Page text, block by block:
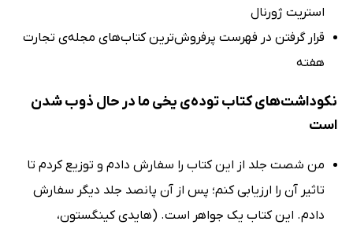
استریت ژورنال
قرار گرفتن در فهرست پرفروش‌ترین کتاب‌های مجله‌ی تجارت
هفته
نکوداشت‌های کتاب توده‌ی یخی ما در حال ذوب شدن
است
من شصت جلد از این کتاب را سفارش دادم و توزیع کردم تا
تاثیر آن را ارزیابی کنم؛ پس از آن پانصد جلد دیگر سفارش
دادم. این کتاب یک جواهر است. (هایدی کینگستون،